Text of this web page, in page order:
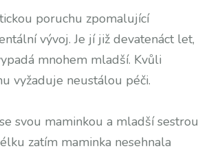
poruchu zpomalující
vývoj. Je jí již devatenáct let,
mnohem mladší. Kvůli
vyžaduje neustálou péči.
svou maminkou a mladší sestrou
zatím maminka nesehnala